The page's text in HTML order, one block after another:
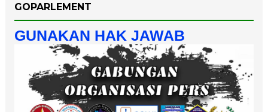
GOPARLEMENT
GUNAKAN HAK JAWAB